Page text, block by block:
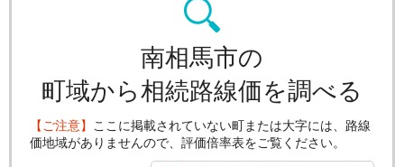
南相馬市の
町域から相続路線価を調べる
【ご注意】 ここに掲載されていない町または大字には、路線
価地域がありませんので、評価倍率表をご覧ください。